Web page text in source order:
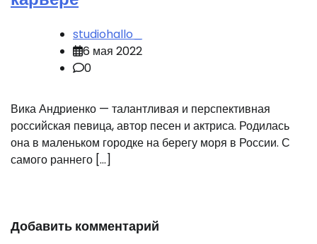
studiohallo_
6 мая 2022
0
Вика Андриенко — талантливая и перспективная
российская певица, автор песен и актриса. Родилась
она в маленьком городке на берегу моря в России. С
самого раннего […]
Добавить комментарий